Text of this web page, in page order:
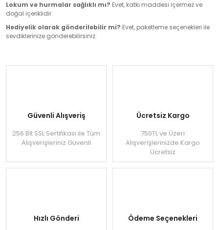
Lokum ve hurmalar sağlıklı mı? Evet, katkı maddesi içermez ve
doğal içeriklidir.
Hediyelik olarak gönderilebilir mi? Evet, paketleme seçenekleri ile
sevdiklerinize gönderebilirsiniz.
Güvenli Alışveriş
256 Bit SSL Sertifikası ile Tüm
Alışverişleriniz Güvenli
Ücretsiz Kargo
750TL ve Üzeri
Alışverişlerinizde Kargo
Ücretsiz
Hızlı Gönderi Ödeme Seçenekleri